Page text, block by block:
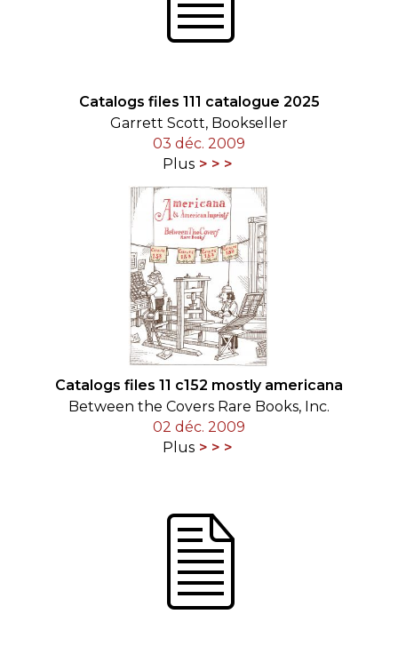
Catalogs files 111 catalogue 2025
Garrett Scott, Bookseller
03 déc. 2009
Plus
Catalogs files 11 c152 mostly americana
Between the Covers Rare Books, Inc.
02 déc. 2009
Plus